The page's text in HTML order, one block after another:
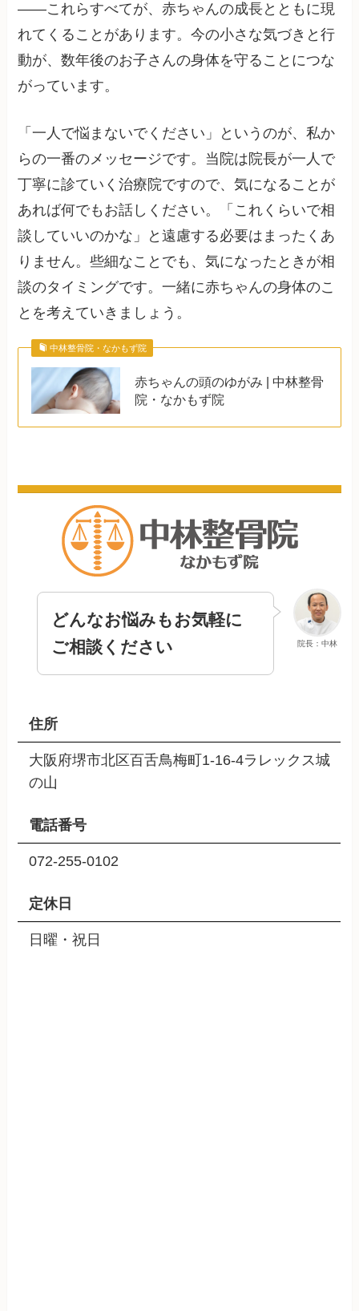
——これらすべてが、赤ちゃんの成長とともに現
れてくることがあります。今の小さな気づきと行
動が、数年後のお子さんの身体を守ることにつな
がっています。
「一人で悩まないでください」というのが、私か
らの一番のメッセージです。当院は院長が一人で
丁寧に診ていく治療院ですので、気になることが
あれば何でもお話しください。「これくらいで相
談していいのかな」と遠慮する必要はまったくあ
りません。些細なことでも、気になったときが相
談のタイミングです。一緒に赤ちゃんの身体のこ
とを考えていきましょう。
中林整骨院・なかもず院
赤ちゃんの頭のゆがみ | 中林整骨
院・なかもず院
院長：中林
どんなお悩みもお気軽に
ご相談ください
住所
大阪府堺市北区百舌鳥梅町1-16-4ラレックス城
の山
電話番号
072-255-0102
定休日
日曜・祝日